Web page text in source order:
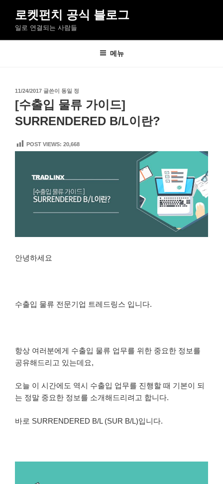
로
로켓펀치 공식 블로그
일로 연결되는 사람들
메뉴
작
성
일
자
11/24/2017 글쓴이 동일 정
[수출입 물류 가이드]
SURRENDERED B/L이란?
POST VIEWS: 20,668
안녕하세요
수출입 물류 전문기업 트레드링스 입니다.
항상 여러분에게 수출입 물류 업무를 위한 중요한 정보를
공유해드리고 있는데요,
오늘 이 시간에도 역시 수출입 업무를 진행할 때 기본이 되
는 정말 중요한 정보를 소개해드리려고 합니다.
바로 SURRENDERED B/L (SUR B/L)입니다.